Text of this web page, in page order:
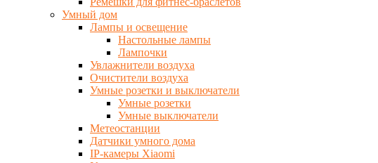
Умный дом
Лампы и освещение
Настольные лампы
Лампочки
Увлажнители воздуха
Очистители воздуха
Умные розетки и выключатели
Умные розетки
Умные выключатели
Метеостанции
Датчики умного дома
IP-камеры Xiaomi